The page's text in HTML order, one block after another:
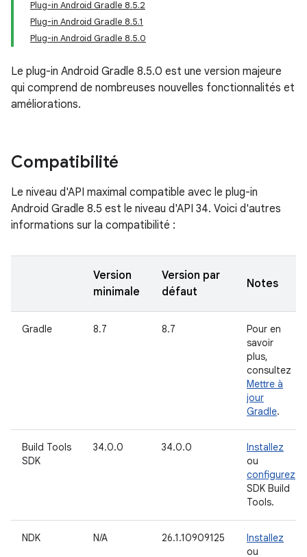
Plug-in Android Gradle 8.5.2
Plug-in Android Gradle 8.5.1
Plug-in Android Gradle 8.5.0
Le plug-in Android Gradle 8.5.0 est une version majeure
qui comprend de nombreuses nouvelles fonctionnalités et
améliorations.
Compatibilité
Le niveau d'API maximal compatible avec le plug-in
Android Gradle 8.5 est le niveau d'API 34. Voici d'autres
informations sur la compatibilité :
Version
minimale
Version par
défaut
Notes
Gradle 8.7 8.7
Pour en
savoir
plus,
consultez
Mettre à
jour
Gradle.
Build Tools
SDK
34.0.0 34.0.0
Installez
ou
configurez
SDK Build
Tools.
NDK N/A 26.1.10909125
Installez
ou